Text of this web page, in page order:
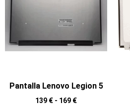
Pantalla Lenovo Legion 5
139 € - 169 €